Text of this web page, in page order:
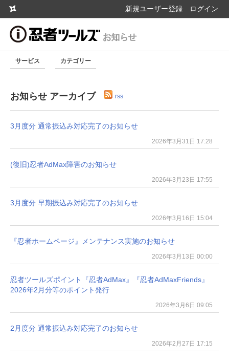
新規ユーザー登録 ログイン
サービス カテゴリー
お知らせ アーカイブ rss
3月度分 通常振込み対応完了のお知らせ
2026年3月31日 17:28
(復旧)忍者AdMax障害のお知らせ
2026年3月23日 17:55
3月度分 早期振込み対応完了のお知らせ
2026年3月16日 15:04
『忍者ホームページ』メンテナンス実施のお知らせ
2026年3月13日 00:00
忍者ツールズポイント『忍者AdMax』『忍者AdMaxFriends』
2026年2月分等のポイント発行
2026年3月6日 09:05
2月度分 通常振込み対応完了のお知らせ
2026年2月27日 17:15